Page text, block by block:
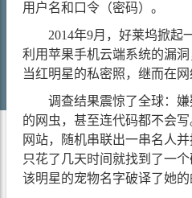
用户名和口令（密码）。
2014年9月，好莱坞掀起
利用苹果手机云端系统的漏
当红明星的私密照，继而在网
调查结果震惊了全球：
的网虫，甚至连代码都不会
网站，随机串联出一串名人
只花了几天时间就找到了一
该明星的宠物名字破译了她的